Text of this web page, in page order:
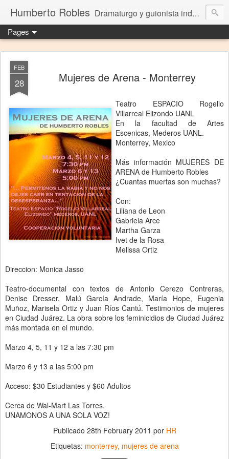
Humberto Robles Dramaturgo y guionista independiente
Pages
FEB
28 Mujeres de Arena - Monterrey
Teatro ESPACIO Rogelio
Villarreal Elizondo UANL
En la facultad de Artes
Escenicas, Mederos UANL.
Monterrey, Mexico
Más información MUJERES DE
ARENA de Humberto Robles
¿Cuantas muertas son muchas?
Con:
Liliana de Leon
Gabriela Arce
Martha Garza
Ivet de la Rosa
Melissa Ortiz
Direccion: Monica Jasso
Teatro-documental con textos de Antonio Cerezo Contreras,
Denise Dresser, Malú García Andrade, María Hope, Eugenia
Muñoz, Marisela Ortiz y Juan Ríos Cantú. Testimonios de mujeres
en Ciudad Juárez. La obra sobre los feminicidios de Ciudad Juárez
más montada en el mundo.
Marzo 4, 5, 11 y 12 a las 7:30 pm
Marzo 6 y 13 a las 5:00 pm
Acceso: $30 Estudiantes y $60 Adultos
Cerca de Wal-Mart Las Torres.
UNAMONOS A UNA SOLA VOZ!
Publicado 28th February 2011 por HR
Etiquetas: monterrey mujeres de arena